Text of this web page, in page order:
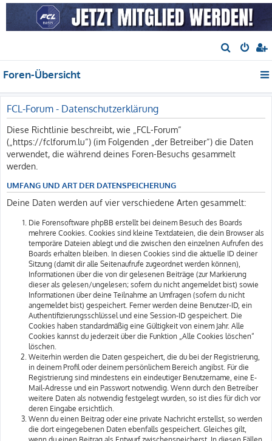
u
h
Foren-Übersicht
FCL-Forum - Datenschutzerklärung
Diese Richtlinie beschreibt, wie „FCL-Forum“
(„https://fclforum.lu“) (im Folgenden „der Betreiber“) die Daten
verwendet, die während deines Foren-Besuchs gesammelt
werden.
UMFANG UND ART DER DATENSPEICHERUNG
Deine Daten werden auf vier verschiedene Arten gesammelt:
Die Forensoftware phpBB erstellt bei deinem Besuch des Boards
mehrere Cookies. Cookies sind kleine Textdateien, die dein Browser als
temporäre Dateien ablegt und die zwischen den einzelnen Aufrufen des
Boards erhalten bleiben. In diesen Cookies sind die aktuelle ID deiner
Sitzung (damit dir alle Seitenaufrufe zugeordnet werden können),
Informationen über die von dir gelesenen Beiträge (zur Markierung
dieser als gelesen/ungelesen; sofern du nicht angemeldet bist) sowie
Informationen über deine Teilnahme an Umfragen (sofern du nicht
angemeldet bist) gespeichert. Ferner werden deine Benutzer-ID, ein
Authentifizierungsschlüssel und eine Session-ID gespeichert. Die
Cookies haben standardmäßig eine Gültigkeit von einem Jahr. Alle
Cookies kannst du jederzeit über die Funktion „Alle Cookies löschen“
löschen.
Weiterhin werden die Daten gespeichert, die du bei der Registrierung,
in deinem Profil oder deinem persönlichem Bereich angibst. Für die
Registrierung sind mindestens ein eindeutiger Benutzername, eine E-
Mail-Adresse und ein Passwort notwendig. Wenn durch den Betreiber
weitere Daten als notwendig festgelegt wurden, so ist dies für dich vor
deren Eingabe ersichtlich.
Wenn du einen Beitrag oder eine private Nachricht erstellst, so werden
die dort eingegebenen Daten ebenfalls gespeichert. Gleiches gilt,